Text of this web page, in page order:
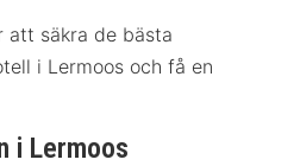
att säkra de bästa
i Lermoos och få en
i Lermoos